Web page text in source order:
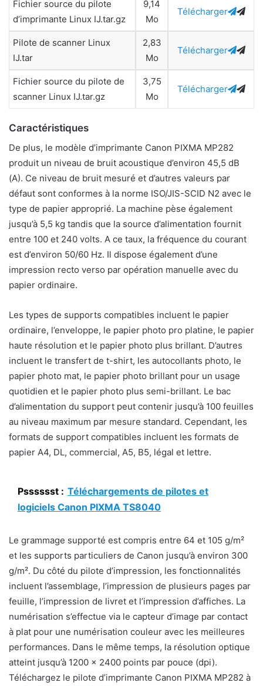
Fichier source du pilote
d’imprimante Linux IJ.tar.gz
9,14
Mo
Télécharger
Pilote de scanner Linux
IJ.tar
2,83
Mo
Télécharger
Fichier source du pilote de
scanner Linux IJ.tar.gz
3,75
Mo
Télécharger
Caractéristiques
De plus, le modèle d’imprimante Canon PIXMA MP282
produit un niveau de bruit acoustique d’environ 45,5 dB
(A). Ce niveau de bruit mesuré et d’autres valeurs par
défaut sont conformes à la norme ISO/JIS-SCID N2 avec le
type de papier approprié. La machine pèse également
jusqu’à 5,5 kg tandis que la source d’alimentation fournit
entre 100 et 240 volts. A ce taux, la fréquence du courant
est d’environ 50/60 Hz. Il dispose également d’une
impression recto verso par opération manuelle avec du
papier ordinaire.
Les types de supports compatibles incluent le papier
ordinaire, l’enveloppe, le papier photo pro platine, le papier
haute résolution et le papier photo plus brillant. D’autres
incluent le transfert de t-shirt, les autocollants photo, le
papier photo mat, le papier photo brillant pour un usage
quotidien et le papier photo plus semi-brillant. Le bac
d’alimentation du support peut contenir jusqu’à 100 feuilles
au niveau maximum par mesure standard. Cependant, les
formats de support compatibles incluent les formats de
papier A4, DL, commercial, A5, B5, légal et lettre.
Psssssst : Téléchargements de pilotes et
logiciels Canon PIXMA TS8040
Le grammage supporté est compris entre 64 et 105 g/m²
et les supports particuliers de Canon jusqu’à environ 300
g/m². Du côté du pilote d’impression, les fonctionnalités
incluent l’assemblage, l’impression de plusieurs pages par
feuille, l’impression de livret et l’impression d’affiches. La
numérisation s’effectue via le capteur d’image par contact
à plat pour une numérisation couleur avec les meilleures
performances. Dans le même temps, la résolution optique
atteint jusqu’à 1200 x 2400 points par pouce (dpi).
Téléchargez le pilote d’imprimante Canon PIXMA MP282 à